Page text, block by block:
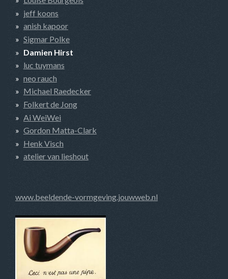
jeff koons
anish kapoor
Sigmar Polke
Damien Hirst
luc tuymans
neo rauch
Michael Raedecker
Folkert de Jong
Ai WeiWei
Gordon Matta-Clark
Henk Visch
atelier van lieshout
www.beeldende-vormgeving.jouwweb.nl